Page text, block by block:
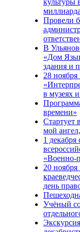
культуры
Провели
В
«Дом
здания и
28
в музеях
времени»
Стартует
мой
1 декабря
«Военно-
20
день
Учёный